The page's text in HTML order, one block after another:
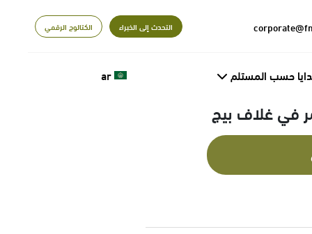
التحدث إلى الخبراء الكتالوج الرقمي
حسب المستلم ar